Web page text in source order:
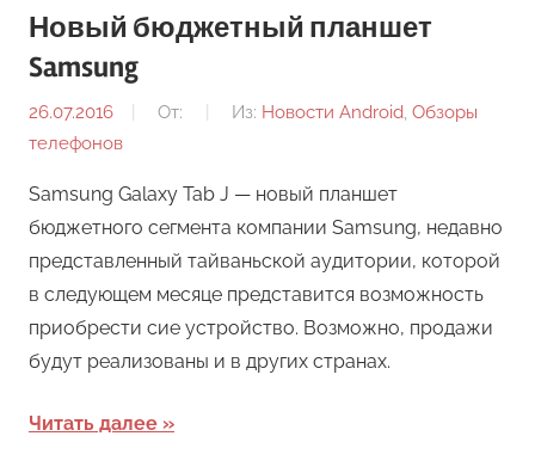
Новый бюджетный планшет
Samsung
26.07.2016 От: Из: Новости Android Обзоры
телефонов
Samsung Galaxy Tab J — новый планшет
бюджетного сегмента компании Samsung, недавно
представленный тайваньской аудитории, которой
в следующем месяце представится возможность
приобрести сие устройство. Возможно, продажи
будут реализованы и в других странах.
Читать далее